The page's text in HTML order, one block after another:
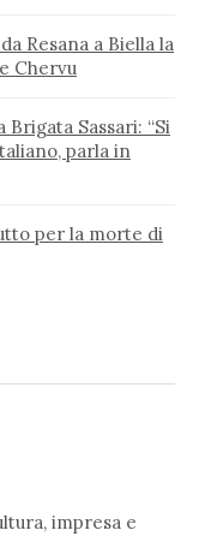
Resana a Biella la
Chervu
Brigata Sassari: “Si
parla in
per la morte di
impresa e